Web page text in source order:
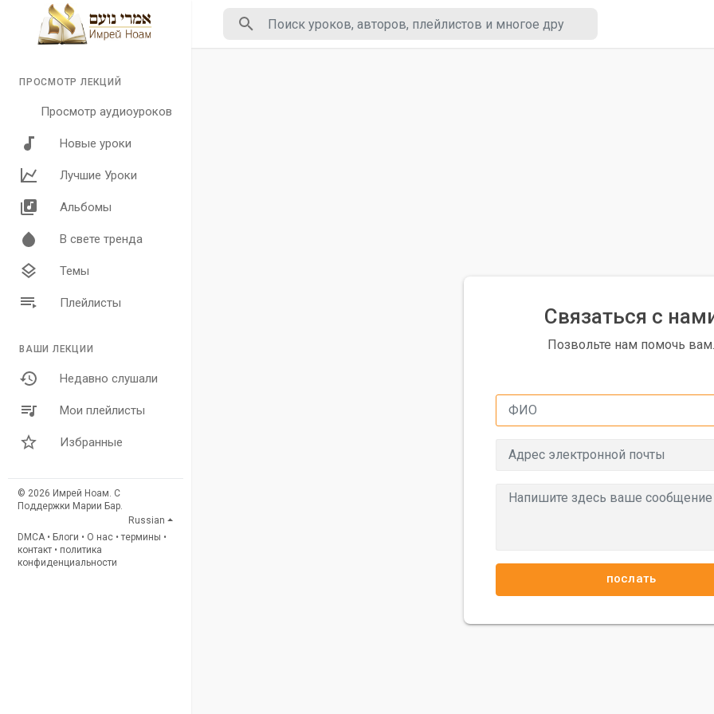
ПРОСМОТР ЛЕКЦИЙ
Просмотр аудиоуроков
Новые уроки
Лучшие Уроки
Альбомы
В свете тренда
Темы
Плейлисты
ВАШИ ЛЕКЦИИ
Недавно слушали
Мои плейлисты
Избранные
© 2026 Имрей Ноам. С
Поддержки Марии Бар.
Russian
DMCA • Блоги • О нас •термины •
контакт • политика
конфиденциальности
Связаться с
Позвольте нам помочь вам.
послать